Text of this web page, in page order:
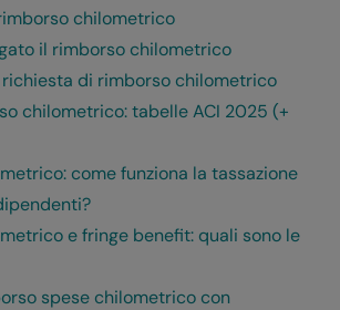
chilometrico
il rimborso chilometrico
richiesta di rimborso chilometrico
chilometrico: tabelle ACI 2025 (+
come funziona la tassazione
e fringe benefit: quali sono le
spese chilometrico con